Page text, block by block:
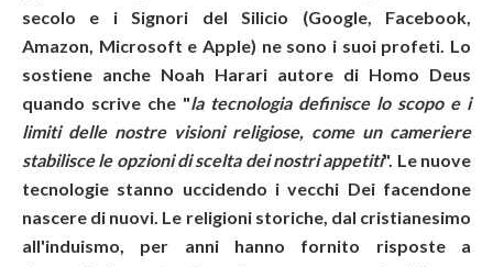
secolo e i Signori del Silicio (Google, Facebook,
Amazon, Microsoft e Apple) ne sono i suoi profeti. Lo
sostiene anche Noah Harari autore di Homo Deus
quando scrive che "la tecnologia definisce lo scopo e i
limiti delle nostre visioni religiose, come un cameriere
stabilisce le opzioni di scelta dei nostri appetiti". Le nuove
tecnologie stanno uccidendo i vecchi Dei facendone
nascere di nuovi. Le religioni storiche, dal cristianesimo
all'induismo, per anni hanno fornito risposte a